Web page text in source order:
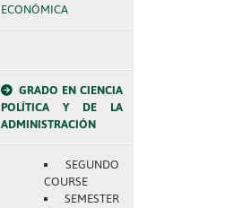
ECONÓMICA
GRADO EN CIENCIA
POLÍTICA Y DE LA
ADMINISTRACIÓN
SEGUNDO
COURSE
SEMESTER